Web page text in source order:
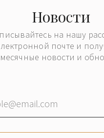
Новости
на нашу
почте и
новости и